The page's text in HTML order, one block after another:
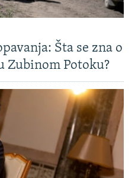
Šta se zna o
Zubinom Potoku?